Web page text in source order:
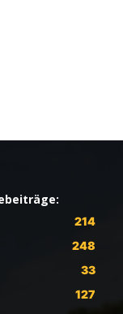
214
248
33
127